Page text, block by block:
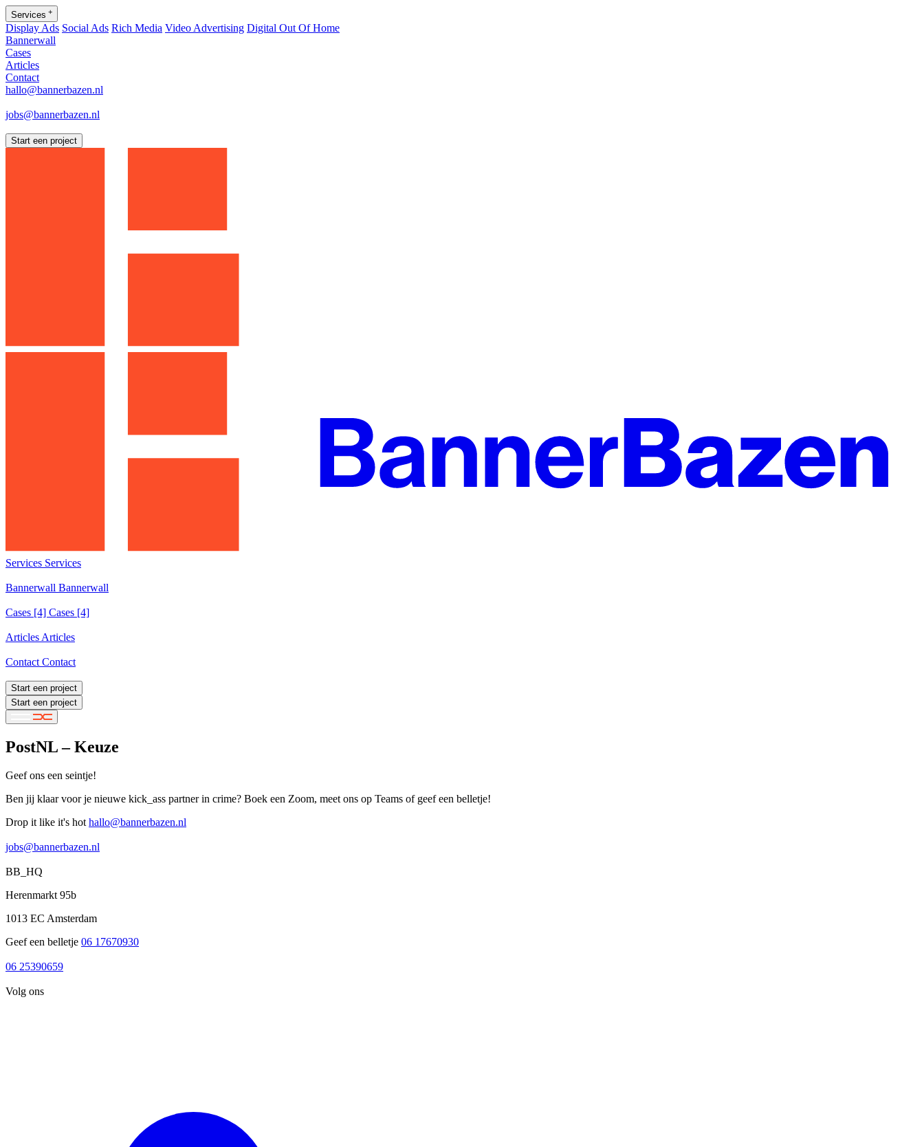
Services +
Display Ads Social Ads Rich Media Video Advertising Digital Out Of Home
Bannerwall
Cases
Articles
Contact
hallo@bannerbazen.nl
jobs@bannerbazen.nl
Start een project
Services Services
Bannerwall Bannerwall
Cases [4] Cases [4]
Articles Articles
Contact Contact
Start een project
Start een project
PostNL – Keuze
Geef ons een seintje!
Ben jij klaar voor je nieuwe kick_ass partner in crime? Boek een Zoom, meet ons op Teams of geef een belletje!
Drop it like it's hothallo@bannerbazen.nl
jobs@bannerbazen.nl
BB_HQ
Herenmarkt 95b
1013 EC Amsterdam
Geef een belletje 06 17670930
06 25390659
Volg ons